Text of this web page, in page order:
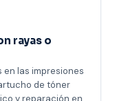
rayas o
las impresiones
de tóner
y reparación en